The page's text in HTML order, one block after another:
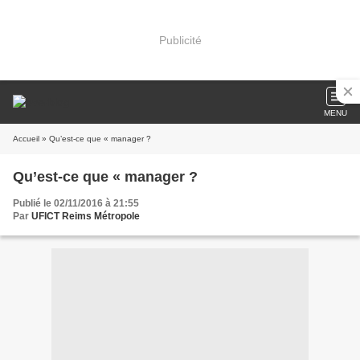
Publicité
MENU
Accueil » Qu’est-ce que « manager ?
Qu’est-ce que « manager ?
Publié le 02/11/2016 à 21:55
Par UFICT Reims Métropole